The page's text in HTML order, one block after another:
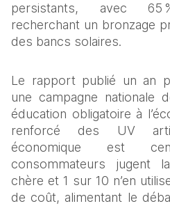
persistants, avec 65
recherchant un bronzage
des bancs solaires.
Le rapport publié un an
une campagne nationale
éducation obligatoire à
renforcé des UV
économique est
consommateurs jugent
chère et 1 sur 10 n’en
de coût, alimentant le